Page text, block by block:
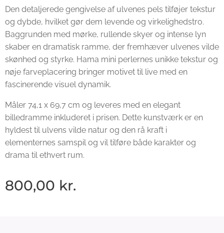
Den detaljerede gengivelse af ulvenes pels tilføjer tekstur
og dybde, hvilket gør dem levende og virkelighedstro.
Baggrunden med mørke, rullende skyer og intense lyn
skaber en dramatisk ramme, der fremhæver ulvenes vilde
skønhed og styrke. Hama mini perlernes unikke tekstur og
nøje farveplacering bringer motivet til live med en
fascinerende visuel dynamik.
Måler 74,1 x 69,7 cm og leveres med en elegant
billedramme inkluderet i prisen. Dette kunstværk er en
hyldest til ulvens vilde natur og den rå kraft i
elementernes samspil og vil tilføre både karakter og
drama til ethvert rum.
800,00 kr.